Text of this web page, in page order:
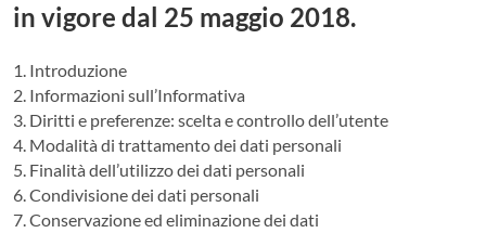
in vigore dal 25 maggio 2018.
1. Introduzione
2. Informazioni sull’Informativa
3. Diritti e preferenze: scelta e controllo dell’utente
4. Modalità di trattamento dei dati personali
5. Finalità dell’utilizzo dei dati personali
6. Condivisione dei dati personali
7. Conservazione ed eliminazione dei dati